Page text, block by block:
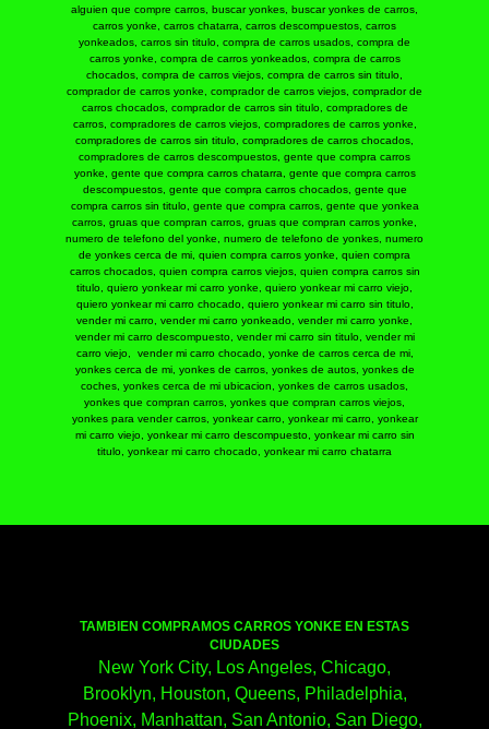
alguien que compre carros, buscar yonkes, buscar yonkes de carros,
carros yonke, carros chatarra, carros descompuestos, carros
yonkeados, carros sin titulo, compra de carros usados, compra de
carros yonke, compra de carros yonkeados, compra de carros
chocados, compra de carros viejos, compra de carros sin titulo,
comprador de carros yonke, comprador de carros viejos, comprador de
carros chocados, comprador de carros sin titulo, compradores de
carros, compradores de carros viejos, compradores de carros yonke,
compradores de carros sin titulo, compradores de carros chocados,
compradores de carros descompuestos, gente que compra carros
yonke, gente que compra carros chatarra, gente que compra carros
descompuestos, gente que compra carros chocados, gente que
compra carros sin titulo, gente que compra carros, gente que yonkea
carros, gruas que compran carros, gruas que compran carros yonke,
numero de telefono del yonke, numero de telefono de yonkes, numero
de yonkes cerca de mi, quien compra carros yonke, quien compra
carros chocados, quien compra carros viejos, quien compra carros sin
titulo, quiero yonkear mi carro yonke, quiero yonkear mi carro viejo,
quiero yonkear mi carro chocado, quiero yonkear mi carro sin titulo,
vender mi carro, vender mi carro yonkeado, vender mi carro yonke,
vender mi carro descompuesto, vender mi carro sin titulo, vender mi
carro viejo, ​ vender mi carro chocado, yonke de carros cerca de mi,
yonkes cerca de mi, yonkes de carros, yonkes de autos, yonkes de
coches, yonkes cerca de mi ubicacion, yonkes de carros usados,
yonkes que compran carros, yonkes que compran carros viejos,
yonkes para vender carros, yonkear carro, yonkear mi carro, yonkear
mi carro viejo, yonkear mi carro descompuesto, yonkear mi carro sin
titulo, yonkear mi carro chocado, yonkear mi carro chatarra
TAMBIEN COMPRAMOS CARROS YONKE EN ESTAS
CIUDADES
New York City, Los Angeles, Chicago,
Brooklyn, Houston, Queens, Philadelphia,
Phoenix, Manhattan, San Antonio, San Diego,